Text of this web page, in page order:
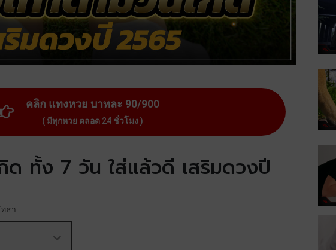
คลิก แทงหวย บาทละ 90/900
( มีทุกหวย ตลอด 24 ชั่วโมง )
ด ทั้ง 7 วัน ใส่แล้วดี เสริมดวงปี
ธา